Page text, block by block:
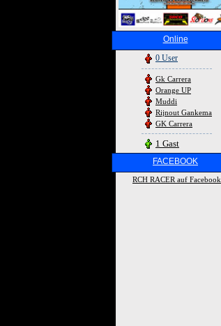
Online
0 User
Gk Carrera
Orange UP
Muddi
Rijnout Gankema
GK Carrera
1 Gast
FACEBOOK
RCH RACER auf Facebook